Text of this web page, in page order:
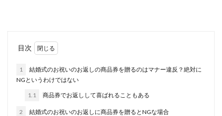
を使った正し...
目次
1
結婚式のお祝いのお返しの商品券を贈るのはマナー違反？絶対に
NGというわけではない
1.1 商品券でお返しして喜ばれることもある
2 結婚式のお祝いのお返しに商品券を贈るとNGな場合